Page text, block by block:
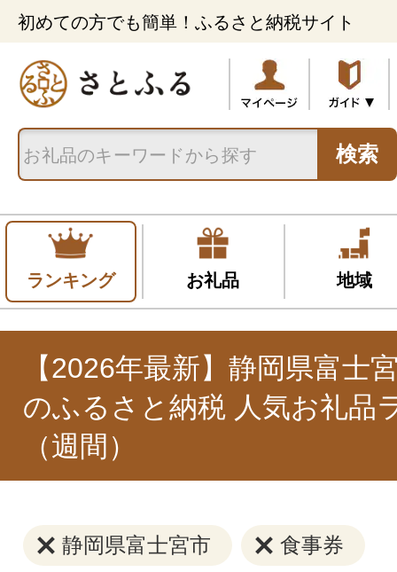
初めての方でも簡単！ふるさと納税サイト
検索
ランキング お礼品 地域
【2026年最新】静岡県富士
のふるさと納税 人気お礼品
（週間）
静岡県富士宮市 食事券